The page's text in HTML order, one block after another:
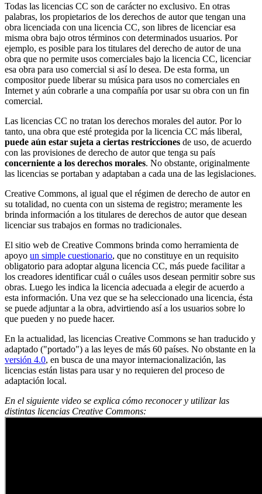
Todas las licencias CC son de carácter no exclusivo. En otras
palabras, los propietarios de los derechos de autor que tengan una
obra licenciada con una licencia CC, son libres de licenciar esa
misma obra bajo otros términos con determinados usuarios. Por
ejemplo, es posible para los titulares del derecho de autor de una
obra que no permite usos comerciales bajo la licencia CC, licenciar
esa obra para uso comercial si así lo desea. De esta forma, un
compositor puede liberar su música para usos no comerciales en
Internet y aún cobrarle a una compañía por usar su obra con un fin
comercial.
Las licencias CC no tratan los derechos morales del autor. Por lo
tanto, una obra que esté protegida por la licencia CC más liberal,
puede aún estar sujeta a ciertas restricciones de uso, de acuerdo
con las provisiones de derecho de autor que tenga su país
concerniente a los derechos morales. No obstante, originalmente
las licencias se portaban y adaptaban a cada una de las legislaciones.
Creative Commons, al igual que el régimen de derecho de autor en
su totalidad, no cuenta con un sistema de registro; meramente les
brinda información a los titulares de derechos de autor que desean
licenciar sus trabajos en formas no tradicionales.
El sitio web de Creative Commons brinda como herramienta de
apoyo un simple cuestionario, que no constituye en un requisito
obligatorio para adoptar alguna licencia CC, más puede facilitar a
los creadores identificar cuál o cuáles usos desean permitir sobre sus
obras. Luego les indica la licencia adecuada a elegir de acuerdo a
esta información. Una vez que se ha seleccionado una licencia, ésta
se puede adjuntar a la obra, advirtiendo así a los usuarios sobre lo
que pueden y no puede hacer.
En la actualidad, las licencias Creative Commons se han traducido y
adaptado ("portado") a las leyes de más 60 países. No obstante en la
versión 4.0, en busca de una mayor internacionalización, las
licencias están listas para usar y no requieren del proceso de
adaptación local.
En el siguiente video se explica cómo reconocer y utilizar las
distintas licencias Creative Commons: